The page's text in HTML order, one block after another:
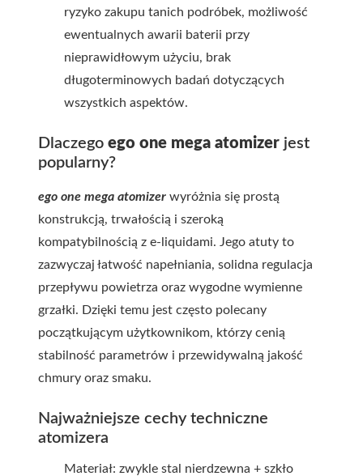
ryzyko zakupu tanich podróbek, możliwość
ewentualnych awarii baterii przy
nieprawidłowym użyciu, brak
długoterminowych badań dotyczących
wszystkich aspektów.
Dlaczego ego one mega atomizer jest
popularny?
ego one mega atomizer wyróżnia się prostą
konstrukcją, trwałością i szeroką
kompatybilnością z e-liquidami. Jego atuty to
zazwyczaj łatwość napełniania, solidna regulacja
przepływu powietrza oraz wygodne wymienne
grzałki. Dzięki temu jest często polecany
początkującym użytkownikom, którzy cenią
stabilność parametrów i przewidywalną jakość
chmury oraz smaku.
Najważniejsze cechy techniczne
atomizera
Materiał: zwykle stal nierdzewna + szkło